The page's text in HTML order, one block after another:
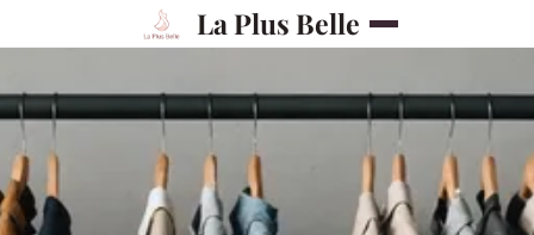
La Plus Belle